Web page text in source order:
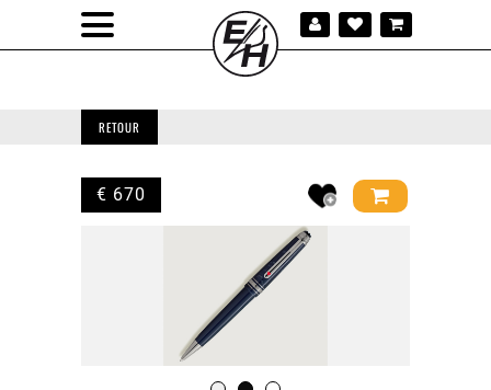
RETOUR
€ 670